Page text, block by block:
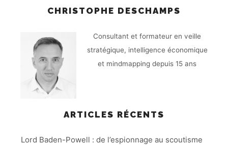
CHRISTOPHE DESCHAMPS
Consultant et formateur en veille
stratégique, intelligence économique
et mindmapping depuis 15 ans
ARTICLES RÉCENTS
Lord Baden-Powell : de l’espionnage au scoutisme